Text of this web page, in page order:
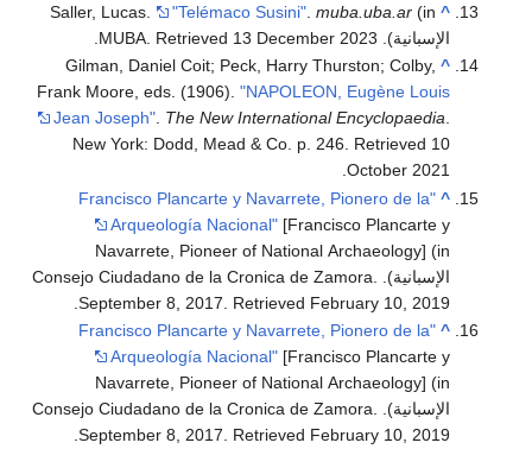
^
Saller, Lucas. "Telémaco Susini" .muba.uba.ar (in
الإسبانية). MUBA
. Retrieved 13 December 2023
^
Gilman, Daniel Coit; Peck, Harry Thurston; Colby,
Frank Moore, eds. (1906)."NAPOLEON, Eugène Louis
Jean Joseph". The New International Encyclopaedia.
New York: Dodd, Mead & Co. p. 246. Retrieved 10
October 2021
.
^
"Francisco Plancarte y Navarrete, Pionero de la
Arqueología Nacional" [Francisco Plancarte y
Navarrete, Pioneer of National Archaeology] (in
الإسبانية). Consejo Ciudadano de la Cronica de Zamora.
September 8, 2017 . Retrieved February 10, 2019
.
^
"Francisco Plancarte y Navarrete, Pionero de la
Arqueología Nacional" [Francisco Plancarte y
Navarrete, Pioneer of National Archaeology] (in
الإسبانية). Consejo Ciudadano de la Cronica de Zamora.
September 8, 2017 . Retrieved February 10, 2019
.